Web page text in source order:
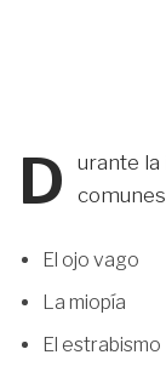
D
urante
El ojo vago
La miopía
El estrabismo